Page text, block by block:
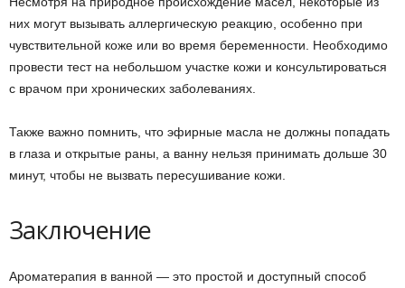
них могут вызывать аллергическую реакцию, особенно при
чувствительной коже или во время беременности. Необходимо
провести тест на небольшом участке кожи и консультироваться
с врачом при хронических заболеваниях.
Также важно помнить, что эфирные масла не должны попадать
в глаза и открытые раны, а ванну нельзя принимать дольше 30
минут, чтобы не вызвать пересушивание кожи.
Заключение
Ароматерапия в ванной — это простой и доступный способ